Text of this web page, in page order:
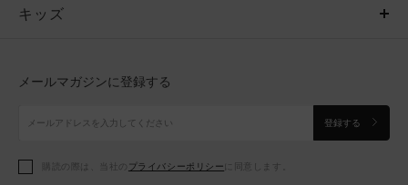
キッズ
アクセサリー
ボトムス
アクセサリー
トップス
シューズ
アクセサリー
キッズ
シューズ
メールマガジンに登録する
登録する
購読の際は、当社の プライバシーポリシー に同意します。